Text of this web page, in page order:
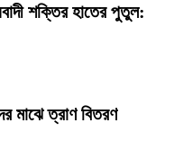
শক্তির হাতের পুতুল:
মাঝে ত্রাণ বিতরণ